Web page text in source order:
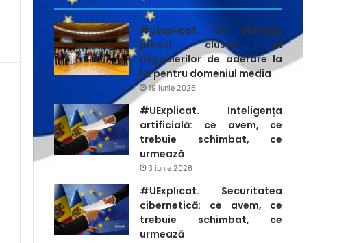
#UExplicat. Ce prevede
primul cluster al
negocierilor de aderare la
UE pentru domeniul media
19 iunie 2026
#UExplicat. Inteligența
artificială: ce avem, ce
trebuie schimbat, ce
urmează
3 iunie 2026
#UExplicat. Securitatea
cibernetică: ce avem, ce
trebuie schimbat, ce
urmează